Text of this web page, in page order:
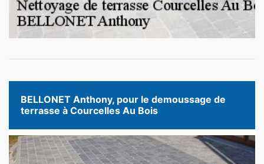
BELLONET Anthony, pour le demoussage de
terrasse à Courcelles Au Bois